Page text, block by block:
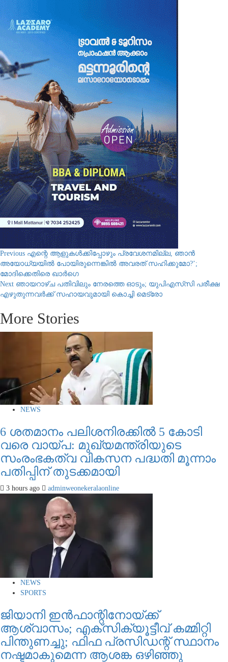
Post
navigation
Previous എന്റെ ആളുകൾക്കിപ്പോഴും പ്രവേശനമില്ല, ഞാൻ
അയോധ്യയിൽ പോയിരുന്നെങ്കിൽ അവരത് സഹിക്കുമോ?’;
മോദിക്കെതിരെ ഖാർ​ഗെ
Next ഞായറാഴ്ച പതിവിലും നേരത്തെ ഓടും; യുപിഎസ്‍സി പരീക്ഷ
എഴുതുന്നവർക്ക് സഹായവുമായി കൊച്ചി മെട്രോ
More Stories
NEWS
6 ശതമാനം പലിശനിരക്കിൽ 5 കോടി
വരെ വായ്പ: മുഖ്യമന്ത്രിയുടെ
സംരംഭകത്വ വികസന പദ്ധതി മൂന്നാം
പതിപ്പിന് തുടക്കമായി
3 hours ago adminweonekeralaonline
NEWS
SPORTS
ജിയാനി ഇന്‍ഫാന്റിനോയ്ക്ക്
ആശ്വാസം; എക്‌സിക്യൂട്ടീവ് കമ്മിറ്റി
പിന്തുണച്ചു; ഫിഫ പ്രസിഡന്റ് സ്ഥാനം
നഷ്ടമാകുമെന്ന ആശങ്ക ഒഴിഞ്ഞു